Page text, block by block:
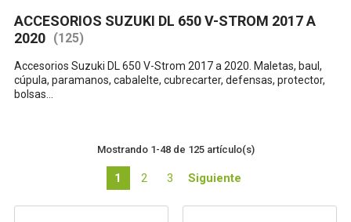
ACCESORIOS SUZUKI DL 650 V-STROM 2017 A
2020 (125)
Accesorios Suzuki DL 650 V-Strom 2017 a 2020. Maletas, baul,
cúpula, paramanos, cabalelte, cubrecarter, defensas, protector,
bolsas...
Mostrando 1-48 de 125 artículo(s)
1 2 3 Siguiente